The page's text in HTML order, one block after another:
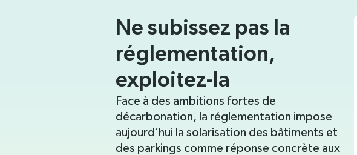
les solutions.
Ne subissez pas la
réglementation,
exploitez-la
Face à des ambitions fortes de
décarbonation, la réglementation impose
aujourd’hui la solarisation des bâtiments et
des parkings comme réponse concrète aux